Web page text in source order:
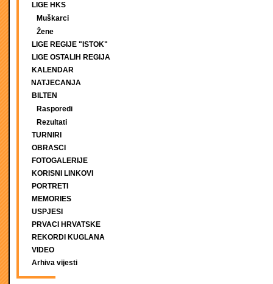
LIGE HKS
Muškarci
Žene
LIGE REGIJE "ISTOK"
LIGE OSTALIH REGIJA
KALENDAR
NATJECANJA
BILTEN
Rasporedi
Rezultati
TURNIRI
OBRASCI
FOTOGALERIJE
KORISNI LINKOVI
PORTRETI
MEMORIES
USPJESI
PRVACI HRVATSKE
REKORDI KUGLANA
VIDEO
Arhiva vijesti